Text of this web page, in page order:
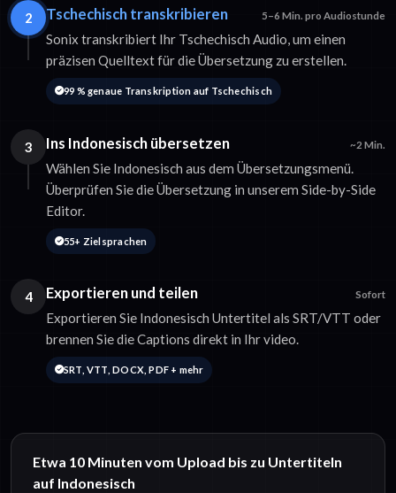
2 Tschechisch transkribieren 5–6 Min. pro Audiostunde
Sonix transkribiert Ihr Tschechisch Audio, um einen
präzisen Quelltext für die Übersetzung zu erstellen.
99 % genaue Transkription auf Tschechisch
3 Ins Indonesisch übersetzen ~2 Min.
Wählen Sie Indonesisch aus dem Übersetzungsmenü.
Überprüfen Sie die Übersetzung in unserem Side-by-Side
Editor.
55+ Zielsprachen
4 Exportieren und teilen Sofort
Exportieren Sie Indonesisch Untertitel als SRT/VTT oder
brennen Sie die Captions direkt in Ihr video.
SRT, VTT, DOCX, PDF + mehr
Etwa 10 Minuten vom Upload bis zu Untertiteln
auf Indonesisch